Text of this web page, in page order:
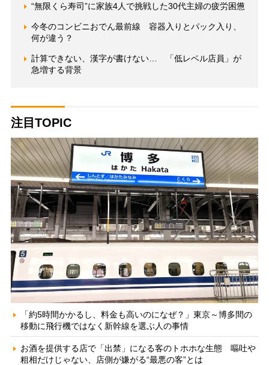
“無限くら寿司”に家族4人で挑戦した30代主婦の疲労困憊
今冬のコンビニおでん最前線 容器入りとパック入り、
何が違う？
計算できない、漢字が書けない… 「低レベル店員」が
急増する背景
注目TOPIC
「約5時間かかるし、料金も高いのになぜ？」東京～博多間の
移動に飛行機ではなく新幹線を選ぶ人の事情
お酒を提供する店で「出禁」になる客のトホホな生態 嘔吐や
粗相だけじゃない、店側が嫌がる“最悪の客”とは